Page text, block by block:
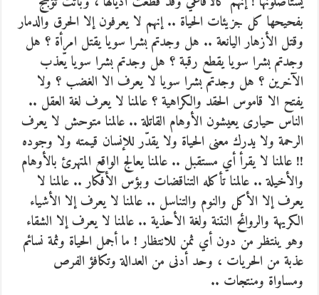
بفحيحها كل جزيئات الحياة .. إنهم لا يعرفون إلا الحرق والدمار
وقتل الأزهار اليانعة .. هل وجدتم بشرا سويا يقتل امرأة ؟ هل
وجدتم بشرا سويا يقطع رقبة ؟ هل وجدتم بشرا سويا يّعذب
الآخرين ؟ هل وجدتم بشرا سويا لا يعرف الا الغضب ؟ ولا
يفتح الا قاموس الحقد والكراهية ؟ عالمنا لا يعرف لغة العقل ..
الناس حيارى يعيشون الأوهام القاتلة .. عالمنا متوحش لا يعرف
الرحمة ولا يدرك معنى الحياة ولا يقدّر للإنسان قيمته ولا وجوده
!! عالمنا لا يقرأ أي مستقبل .. عالمنا يعالج الواقع المتهرئ بالأوهام
والأخيلة .. عالمنا تأكله التناقضات وبؤس الأفكار .. عالمنا لا
يعرف إلا الأكل والنوم والتناسل .. عالمنا لا يعرف إلا الأشياء
الكريهة والروائح النتنة ولغة الأحذية .. عالمنا لا يعرف إلا الشقاء
وهو ينتظر من دون أي ثمن للانتظار ! ما أجمل الحياة وثمة نسائم
عذبة من الحريات ، وحد أدنى من العدالة وتكافؤ الفرص
ومساواة ومنتجات ..